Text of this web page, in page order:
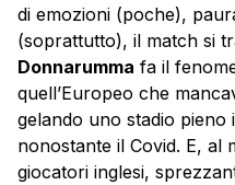
di emozioni (poche),
(soprattutto), il match si
Donnarumma fa il
quell’Europeo che
gelando uno stadio pieno
nonostante il Covid. E, al
giocatori inglesi,